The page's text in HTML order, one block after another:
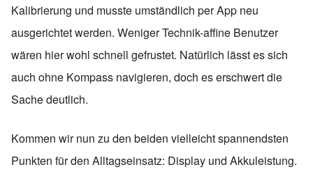
Kalibrierung und musste umständlich per App neu
ausgerichtet werden. Weniger Technik-affine Benutzer
wären hier wohl schnell gefrustet. Natürlich lässt es sich
auch ohne Kompass navigieren, doch es erschwert die
Sache deutlich.
Kommen wir nun zu den beiden vielleicht spannendsten
Punkten für den Alltagseinsatz: Display und Akkuleistung.